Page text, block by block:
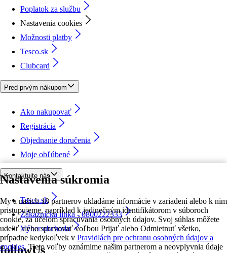
Nastavenia súkromia
My a našich 18 partnerov ukladáme informácie v zariadení alebo k nim
pristupujeme, napríklad k jedinečným identifikátorom v súboroch
cookie, za účelom spracúvania osobných údajov. Svoj súhlas môžete
udeliť alebo spravovať voľbou Prijať alebo Odmietnuť všetko,
prípadne kedykoľvek v Pravidlách pre ochranu osobných údajov a
cookies. Tieto voľby oznámime našim partnerom a neovplyvnia údaje
Poplatok za službu
Nastavenia cookies
Možnosti platby
Tesco.sk
Clubcard
Pred prvým nákupom
Ako nakupovať
Registrácia
Objednanie doručenia
Moje obľúbené
Kontaktujte nás
Tesco.sk
Zákaznícka linka - 0800222333
Výber obchodu
followUs